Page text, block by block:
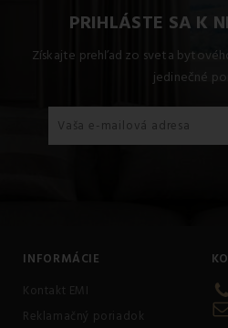
sedačku, posteľ alebo kreslo
investícií.Moderné potlače
hravosť, farby a jedinečný
aj pri každodennom používaní.
PRIHLÁSTE SA K
Získajte prehľad zo sveta
jedinečné
INFORMÁCIE
Kontakt EMI
Reklamačný poriadok